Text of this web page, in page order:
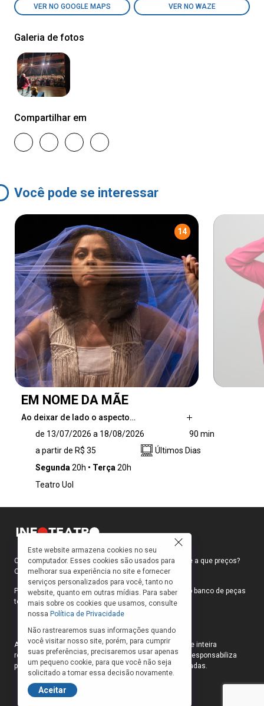
VER NO GOOGLE MAPS VER NO WAZE
Galeria de fotos
Compartilhar em
Você pode se interessar
14
EM NOME DA MÃE
Ao deixar de lado o aspecto…
desmistificar a figura de Maria de Nazaré,
mãe de Jesus, o espetáculo “Em Nome da
Mãe” aborda a jornada íntima de uma jovem,
sofrido os preconceitos de uma sociedade
contada por sua protagonista antes de se
tornar a mãe do filho de Deus. Baseada na
obra homônima do premiado autor italiano Erri
de Luca, a peça foi concebida para o palco por
Suzana Nascimento, que também estrela o
monólogo, em sua primeira montagem no
Brasil.
de 13/07/2026 a 18/08/2026
90 min
a partir de R$ 35
Últimos Dias
Segunda 20h Terça 20h
Teatro Uol
Como faço para ir ao teatro? Onde compro ingressos e a que preços?
Quais peças estão em cartaz?
Para responder a essas e outras perguntas, criamos o banco de peças
teatrais do INFOTEATRO.
As informações das peças cadastradas no site são de inteira
responsabilidade das produções. O Infoteatro não se responsabiliza
pela atualização das informações das peças cadastradas.
Este website armazena cookies no seu
computador. Esses cookies são usados para
melhorar sua experiência no site e fornecer
serviços personalizados para você, tanto no
website, quanto em outras mídias. Para saber
mais sobre os cookies que usamos, consulte
nossa Política de Privacidade
Não rastrearemos suas informações quando
você visitar nosso site, porém, para cumprir
suas preferências, precisaremos usar apenas
um pequeno cookie, para que você não seja
solicitado a tomar essa decisão novamente.
Aceitar